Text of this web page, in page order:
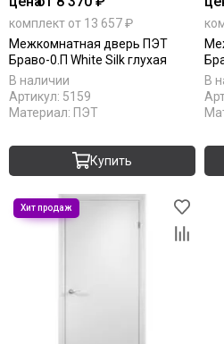
комплект от 13 657 ₽
Межкомнатная дверь ПЭТ
Браво-0.П White Silk глухая
В наличии
Артикул: 5159
Материал: ПЭТ
Купить
В